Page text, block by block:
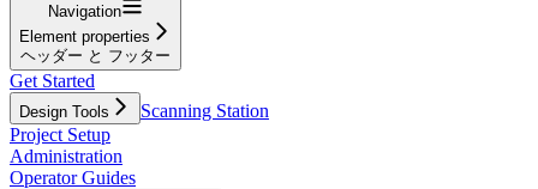
Navigation
Element properties
ヘッダー と フッター
Get Started
Design Tools
Scanning Station
Project Setup
Administration
Operator Guides